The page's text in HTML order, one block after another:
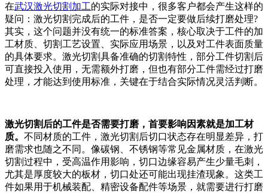
在武汉激光切割加工的实际对接中，很多客户都会产生这样的
疑问：激光切割完成后的工件，是否一定要做后续打磨处理?
其实，这个问题并没有统一的标准答案，核心取决于工件的加
工材质、切割工艺设置、实际应用场景，以及对工件表面质量
的具体要求。激光切割具备准确的切割特性，部分工件切割后
可直接投入使用，无需额外打磨，但也有部分工件需经过打磨
处理，才能达到使用标准，关键在于结合实际情况灵活判断。
激光切割后的工件是否需要打磨，首要影响因素就是加工材
质。 不同材质的工件，激光切割后切口状态存在明显差异，打
磨需求也随之不同。像碳钢、不锈钢等常见金属材质，在激光
切割过程中，受高温作用影响，切口边缘容易产生少量毛刺，
尤其是厚度较大的板材，切口处还可能出现挂渣现象。这类工
件如果用于机械装配、精密设备配件等场景，就需要进行打磨